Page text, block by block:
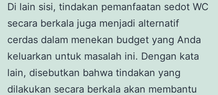
Di lain sisi, tindakan pemanfaatan sedot WC
secara berkala juga menjadi alternatif
cerdas dalam menekan budget yang Anda
keluarkan untuk masalah ini. Dengan kata
lain, disebutkan bahwa tindakan yang
dilakukan secara berkala akan membantu